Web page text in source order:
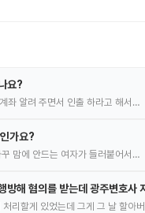
요?
좌 알려 주면서 인출 하라고 해서…
가요?
맘에 안드는 여자가 들러붙어서…
방해 혐의를 받는데 광주변호사
리할게 있었는데 그게 그 날 할아